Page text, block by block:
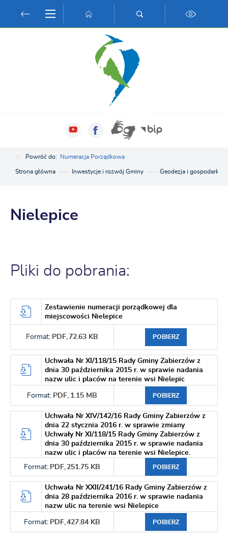
Przejdź do wyszukiwarki.
Przejdź do ustawień wielkości czcionki.
Włącz wersję kontrastową strony.
Powróć do: Numeracja Porządkowa
Strona główna Inwestycje i rozwój Gminy Geodezja i gospodarka
Nielepice
Pliki do pobrania:
Zestawienie numeracji porządkowej dla
miejscowości Nielepice
Format: PDF, 72.63 KB POBIERZ
Uchwała Nr XI/118/15 Rady Gminy Zabierzów z
dnia 30 października 2015 r. w sprawie nadania
nazw ulic i placów na terenie wsi Nielepic
Format: PDF, 1.15 MB POBIERZ
Uchwała Nr XIV/142/16 Rady Gminy Zabierzów z
dnia 22 stycznia 2016 r. w sprawie zmiany
Uchwały Nr XI/118/15 Rady Gminy Zabierzów z
dnia 30 października 2015 r. w sprawie nadania
nazw ulic i placów na terenie wsi Nielepice.
Format: PDF, 251.75 KB POBIERZ
Uchwała Nr XXII/241/16 Rady Gminy Zabierzów z
dnia 28 października 2016 r. w sprawie nadania
nazw ulic na terenie wsi Nielepice
Format: PDF, 427.84 KB POBIERZ